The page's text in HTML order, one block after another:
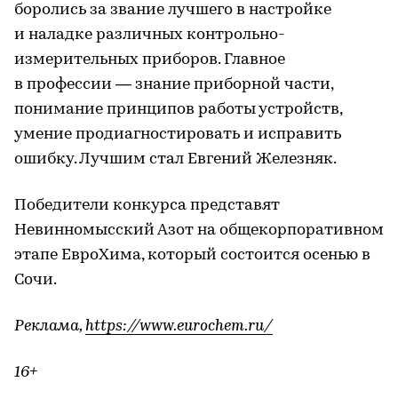
боролись за звание лучшего в настройке
и наладке различных контрольно-
измерительных приборов. Главное
в профессии — знание приборной части,
понимание принципов работы устройств,
умение продиагностировать и исправить
ошибку. Лучшим стал Евгений Железняк.
Победители конкурса представят
Невинномысский Азот на общекорпоративном
этапе ЕвроХима, который состоится осенью в
Сочи.
Реклама, https://www.eurochem.ru/
16+